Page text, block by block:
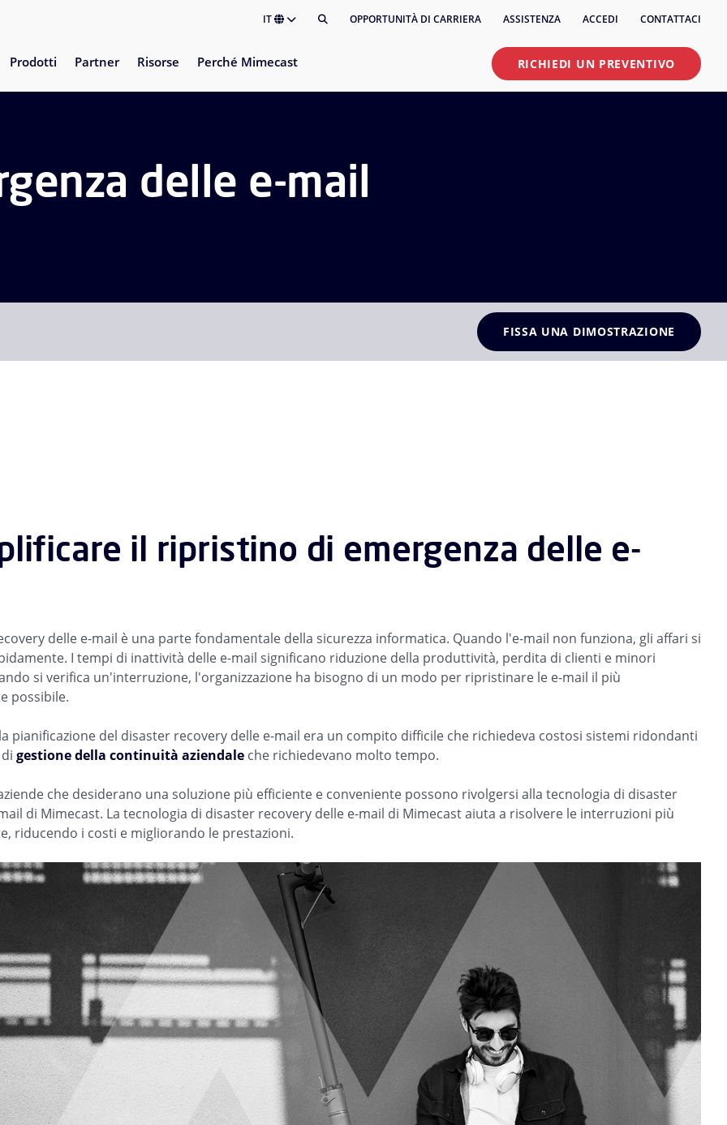
IT OPPORTUNITÀ DI CARRIERA ASSISTENZA ACCEDI CONTATTACI
Prodotti Partner Risorse Perché Mimecast RICHIEDI UN PREVENTIVO
delle e-mail
FISSA UNA DIMOSTRAZIONE
il ripristino di emergenza delle e-
delle e-mail è una parte fondamentale della sicurezza informatica. Quando l'e-mail non funziona, gli affari si
I tempi di inattività delle e-mail significano riduzione della produttività, perdita di clienti e minori
si verifica un'interruzione, l'organizzazione ha bisogno di un modo per ripristinare le e-mail il più
possibile.
pianificazione del disaster recovery delle e-mail era un compito difficile che richiedeva costosi sistemi ridondanti
gestione della continuità aziendaleche richiedevano molto tempo.
che desiderano una soluzione più efficiente e conveniente possono rivolgersi alla tecnologia di disaster
di Mimecast. La tecnologia di disaster recovery delle e-mail di Mimecast aiuta a risolvere le interruzioni più
riducendo i costi e migliorando le prestazioni.